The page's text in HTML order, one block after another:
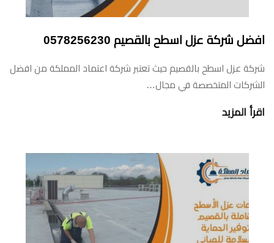
افضل شركة عزل اسطح بالقصيم 0578256230
شركة عزل اسطح بالقصيم حيث تعتبر شركة اعتماد المملكة من افضل
الشركات المتخصصة في مجال…
اقرأ المزيد